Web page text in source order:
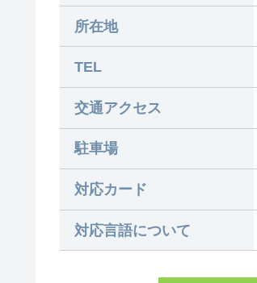
所在地
TEL
交通アクセス
駐車場
対応カード
対応言語について